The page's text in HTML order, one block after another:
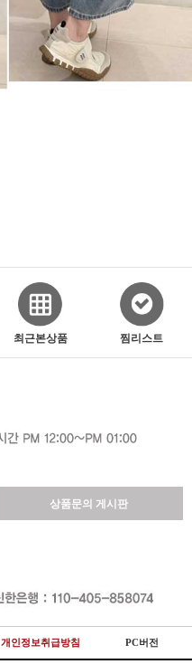
최근본상품 찜리스트
상품문의 게시판
개인정보취급방침 PC버전